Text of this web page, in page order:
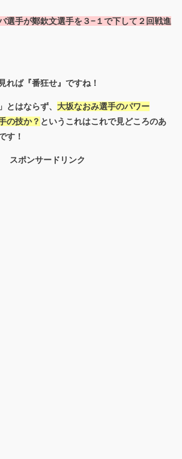
選手が鄭欽文選手を３−１で下して２回戦進
れば『番狂せ』ですね！
とはならず、 大坂なおみ選手のパワー
の技か？ というこれはこれで見どころのあ
す！
スポンサードリンク